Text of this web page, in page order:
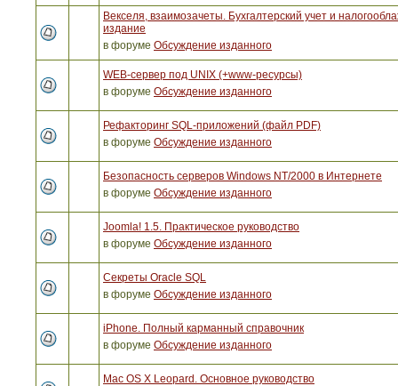
Векселя, взаимозачеты. Бухгалтерский учет и
издание
в форуме Обсуждение изданного
WEB-сервер под UNIX (+www-ресурсы)
в форуме Обсуждение изданного
Рефакторинг SQL-приложений (файл PDF)
в форуме Обсуждение изданного
Безопасность серверов Windows NT/2000 в Интернете
в форуме Обсуждение изданного
Joomla! 1.5. Практическое руководство
в форуме Обсуждение изданного
Секреты Oracle SQL
в форуме Обсуждение изданного
iPhone. Полный карманный справочник
в форуме Обсуждение изданного
Mac OS X Leopard. Основное руководство